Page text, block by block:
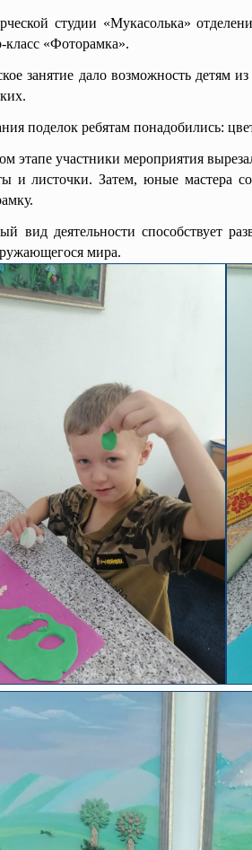
студии «Мукасолька» отделения
класс «Фоторамка».
дало возможность детям из
поделок ребятам понадобились:
участники мероприятия
и листочки. Затем, юные мастера
способствует
мира.